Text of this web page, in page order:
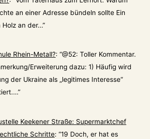
an einer Adresse bündeln sollte Ein
Holz an der…”
Rhein-Metall?: “@52: Toller Kommentar.
Erweiterung dazu: 1) Häufig wird
der Ukraine als „legitimes Interesse“
”
Keekener Straße: Supermarktchef
Schritte: “19 Doch, er hat es